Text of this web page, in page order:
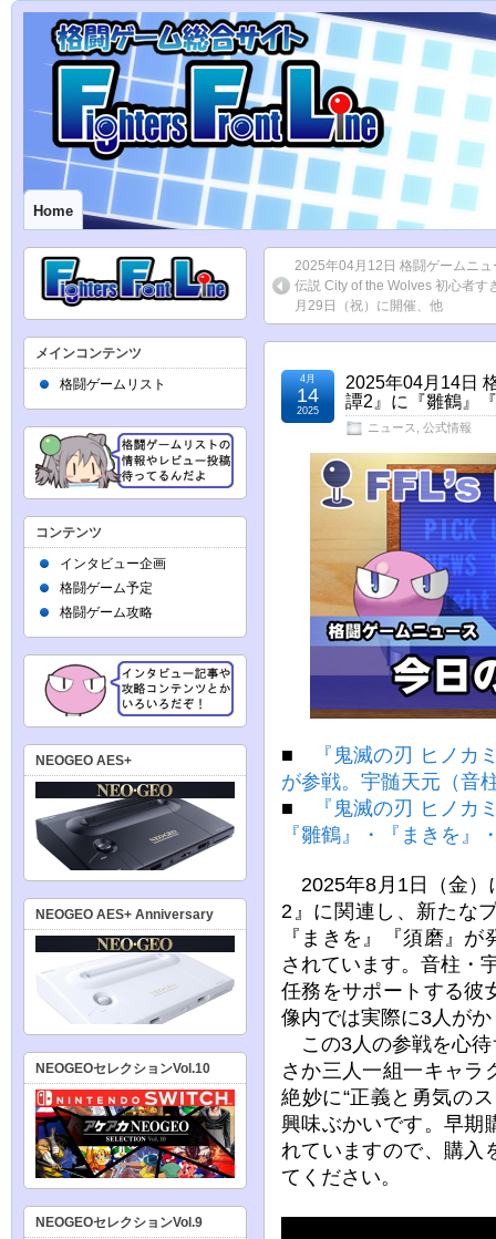
Home
2025年04月12日 格闘ゲームニ
伝説 City of the Wolves 初心者す
月29日（祝）に開催、他
2025年04月14日
譚2』に『雛鶴』
ニュース 公式情報
4月
14
2025
■
『鬼滅の刃 ヒノカ
が参戦。宇髄天元（音
■
『鬼滅の刃 ヒノカ
『雛鶴』・『まきを』
2025年8月1日（金
2』に関連し、新たな
『まきを』『須磨』
されています。音柱・
任務をサポートする彼
像内では実際に3人が
この3人の参戦を心待
さか三人一組一キャラ
絶妙に“正義と勇気の
興味ぶかいです。早期
れていますので、購入
てください。
メインコンテンツ
格闘ゲームリスト
コンテンツ
インタビュー企画
格闘ゲーム予定
格闘ゲーム攻略
NEOGEO AES+
NEOGEO AES+ Anniversary
NEOGEOセレクションVol.10
NEOGEOセレクションVol.9